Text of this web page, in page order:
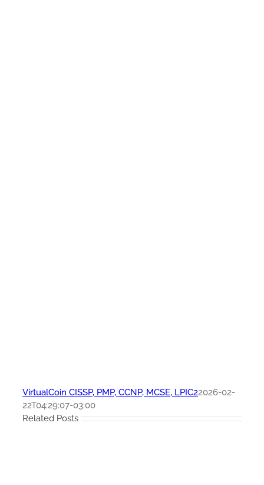
VirtualCoin CISSP, PMP, CCNP, MCSE, LPIC22026-02-
22T04:29:07-03:00
Related Posts